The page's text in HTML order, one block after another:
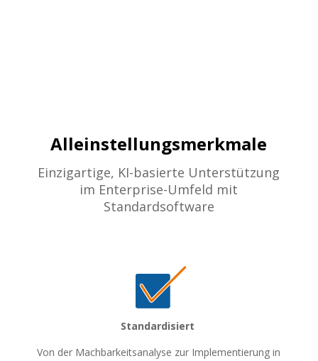
Alleinstellungsmerkmale
Einzigartige, KI-basierte Unterstützung
im Enterprise-Umfeld mit
Standardsoftware
Standardisiert
Von der Machbarkeitsanalyse zur Implementierung in